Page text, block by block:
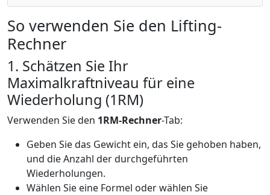
So verwenden Sie den Lifting-
Rechner
1. Schätzen Sie Ihr
Maximalkraftniveau für eine
Wiederholung (1RM)
Verwenden Sie den 1RM-Rechner-Tab:
Geben Sie das Gewicht ein, das Sie gehoben haben,
und die Anzahl der durchgeführten
Wiederholungen.
Wählen Sie eine Formel oder wählen Sie